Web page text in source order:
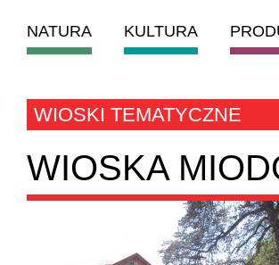
NATURA KULTURA
WIOSKI TEMATYCZNE
WIOSKA